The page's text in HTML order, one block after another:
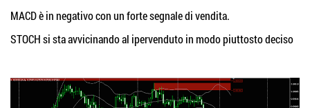
MACD è in negativo con un forte segnale di vendita.
STOCH si sta avvicinando al ipervenduto in modo piuttosto deciso